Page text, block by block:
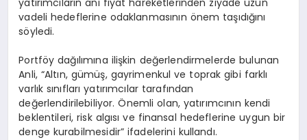
yatırımcıların ani fiyat hareketlerinden ziyade uzun
vadeli hedeflerine odaklanmasının önem taşıdığını
söyledi.
Portföy dağılımına ilişkin değerlendirmelerde bulunan
Anli, “Altın, gümüş, gayrimenkul ve toprak gibi farklı
varlık sınıfları yatırımcılar tarafından
değerlendirilebiliyor. Önemli olan, yatırımcının kendi
beklentileri, risk algısı ve finansal hedeflerine uygun bir
denge kurabilmesidir” ifadelerini kullandı.